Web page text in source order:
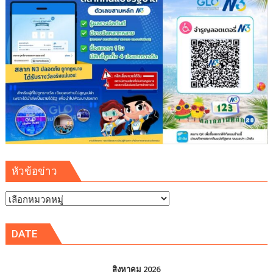
KICE
ขอนแก่น
ดัน
ฮับ
อาหาร
ลุ่ม
น้ำ
โขง
สู่
เวที
โลก
หัวข้อข่าว
หัวข้อ
DATE
สิงหาคม 2026